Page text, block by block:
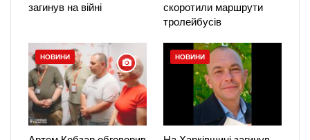
загинув на війні
скоротили маршрути
тролейбусів
НОВИНИ НОВИНИ